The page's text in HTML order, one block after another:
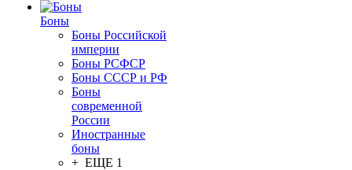
Боны
Боны Российской
империи
Боны РСФСР
Боны СССР и РФ
Боны
современной
России
Иностранные
боны
+ ЕЩЕ 1